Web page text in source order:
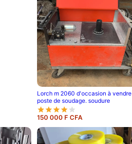
Lorch m 2060 d'occasion à vendre
poste de soudage. soudure
150 000 F CFA